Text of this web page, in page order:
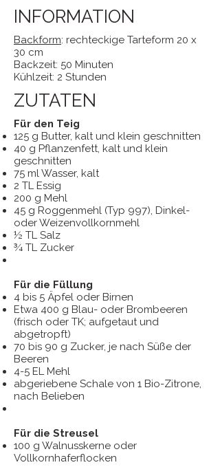
INFORMATION
Backform: rechteckige Tarteform 20 x
30 cm
Backzeit: 50 Minuten
Kühlzeit: 2 Stunden
ZUTATEN
Für den Teig
125 g Butter, kalt und klein geschnitten
40 g Pflanzenfett, kalt und klein
geschnitten
75 ml Wasser, kalt
2 TL Essig
200 g Mehl
45 g Roggenmehl (Typ 997), Dinkel-
oder Weizenvollkornmehl
½ TL Salz
¾ TL Zucker
Für die Füllung
4 bis 5 Äpfel oder Birnen
Etwa 400 g Blau- oder Brombeeren
(frisch oder TK; aufgetaut und
abgetropft)
70 bis 90 g Zucker, je nach Süße der
Beeren
4-5 EL Mehl
abgeriebene Schale von 1 Bio-Zitrone,
nach Belieben
Für die Streusel
100 g Walnusskerne oder
Vollkornhaferflocken